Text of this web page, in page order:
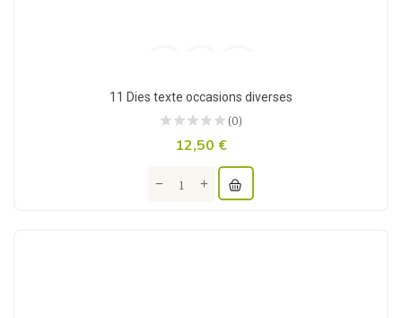
11 Dies texte occasions diverses
(0)
12,50 €